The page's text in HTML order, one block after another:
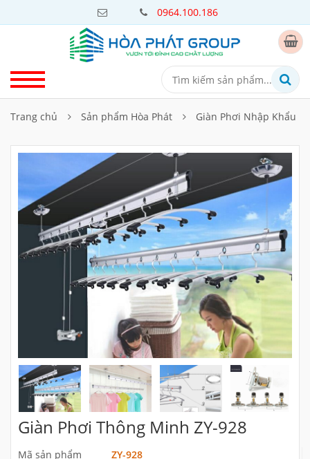
0964.100.186
Trang chủ Sản phẩm Hòa Phát Giàn Phơi Nhập Khẩu
Giàn Phơi Thông Minh ZY-928
Mã sản phẩm
ZY-928